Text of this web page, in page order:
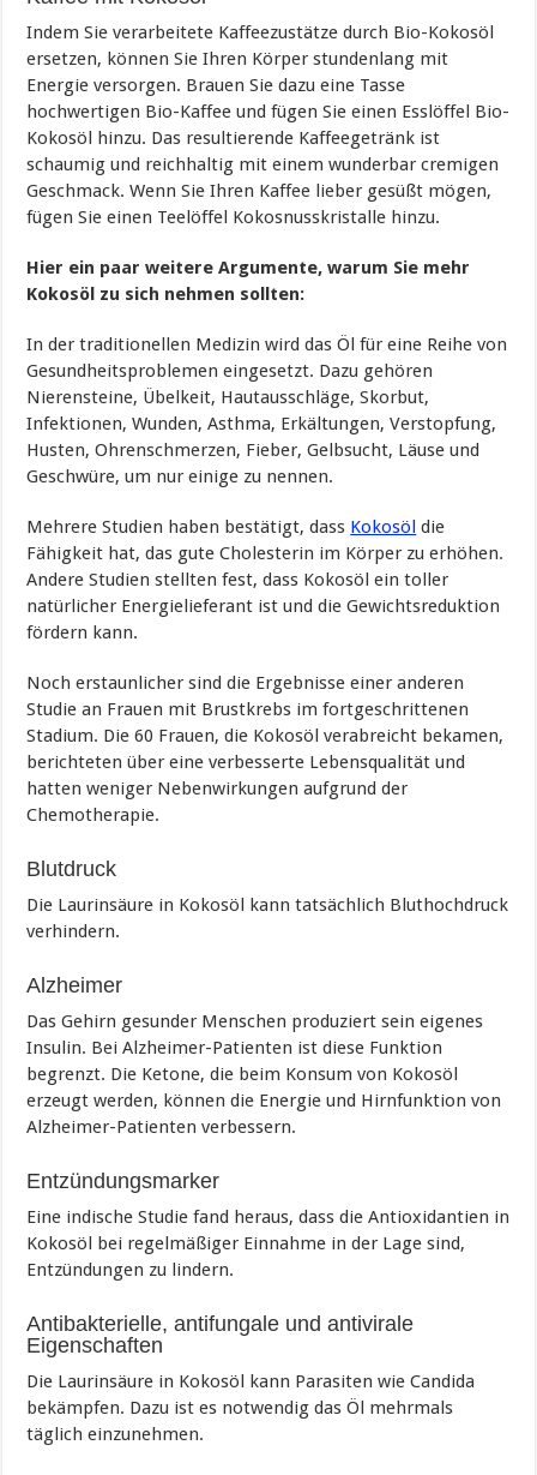
Indem Sie verarbeitete Kaffeezustätze durch Bio-Kokosöl
ersetzen, können Sie Ihren Körper stundenlang mit
Energie versorgen. Brauen Sie dazu eine Tasse
hochwertigen Bio-Kaffee und fügen Sie einen Esslöffel Bio-
Kokosöl hinzu. Das resultierende Kaffeegetränk ist
schaumig und reichhaltig mit einem wunderbar cremigen
Geschmack. Wenn Sie Ihren Kaffee lieber gesüßt mögen,
fügen Sie einen Teelöffel Kokosnusskristalle hinzu.
Hier ein paar weitere Argumente, warum Sie mehr
Kokosöl zu sich nehmen sollten:
In der traditionellen Medizin wird das Öl für eine Reihe von
Gesundheitsproblemen eingesetzt. Dazu gehören
Nierensteine, Übelkeit, Hautausschläge, Skorbut,
Infektionen, Wunden, Asthma, Erkältungen, Verstopfung,
Husten, Ohrenschmerzen, Fieber, Gelbsucht, Läuse und
Geschwüre, um nur einige zu nennen.
Mehrere Studien haben bestätigt, dass Kokosöl die
Fähigkeit hat, das gute Cholesterin im Körper zu erhöhen.
Andere Studien stellten fest, dass Kokosöl ein toller
natürlicher Energielieferant ist und die Gewichtsreduktion
fördern kann.
Noch erstaunlicher sind die Ergebnisse einer anderen
Studie an Frauen mit Brustkrebs im fortgeschrittenen
Stadium. Die 60 Frauen, die Kokosöl verabreicht bekamen,
berichteten über eine verbesserte Lebensqualität und
hatten weniger Nebenwirkungen aufgrund der
Chemotherapie.
Blutdruck
Die Laurinsäure in Kokosöl kann tatsächlich Bluthochdruck
verhindern.
Alzheimer
Das Gehirn gesunder Menschen produziert sein eigenes
Insulin. Bei Alzheimer-Patienten ist diese Funktion
begrenzt. Die Ketone, die beim Konsum von Kokosöl
erzeugt werden, können die Energie und Hirnfunktion von
Alzheimer-Patienten verbessern.
Entzündungsmarker
Eine indische Studie fand heraus, dass die Antioxidantien in
Kokosöl bei regelmäßiger Einnahme in der Lage sind,
Entzündungen zu lindern.
Antibakterielle, antifungale und antivirale
Eigenschaften
Die Laurinsäure in Kokosöl kann Parasiten wie Candida
bekämpfen. Dazu ist es notwendig das Öl mehrmals
täglich einzunehmen.